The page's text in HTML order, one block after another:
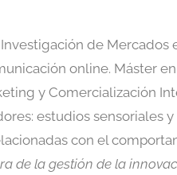
de Mercados
online. Máster
y Comercialización
estudios sensoriales
con el
de la gestión de la